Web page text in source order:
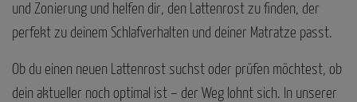
und Zonierung und helfen dir, den Lattenrost zu finden, der
perfekt zu deinem Schlafverhalten und deiner Matratze passt.
Ob du einen neuen Lattenrost suchst oder prüfen möchtest, ob
dein aktueller noch optimal ist – der Weg lohnt sich. In unserer